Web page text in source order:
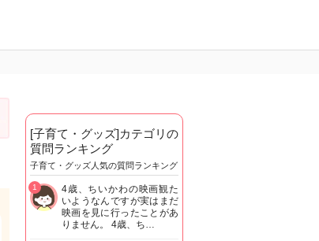
[子育て・グッズ]カテゴリの
質問ランキング
子育て・グッズ人気の質問ランキング
4歳、ちいかわの映画観た
いようなんですが実はまだ
映画を見に行ったことがあ
りません。 4歳、ち…
1